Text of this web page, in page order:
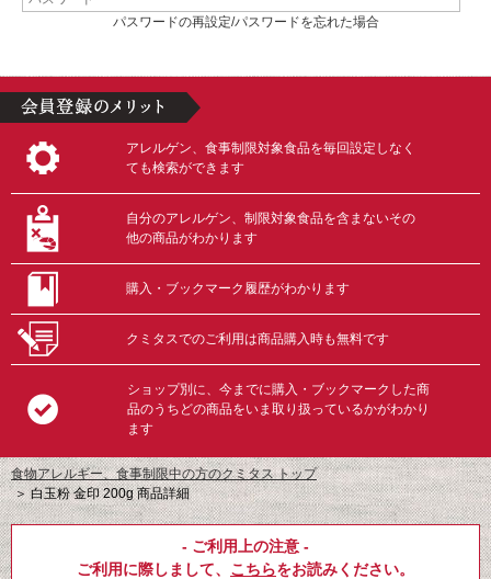
パスワードの再設定/パスワードを忘れた場合
アレルゲン、食事制限対象食品を毎回設定しなく
ても検索ができます
自分のアレルゲン、制限対象食品を含まないその
他の商品がわかります
購入・ブックマーク履歴がわかります
クミタスでのご利用は商品購入時も無料です
ショップ別に、今までに購入・ブックマークした商
品のうちどの商品をいま取り扱っているかがわかり
ます
食物アレルギー、食事制限中の方のクミタス トップ
＞白玉粉 金印 200g 商品詳細
- ご利用上の注意 -
ご利用に際しまして、 こちらをお読みください。